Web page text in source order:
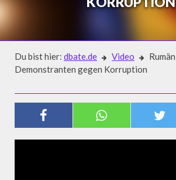
Du bist hier: dbate.de Video
Demonstranten gegen Korruption
RUMÄNIEN: 300.000
DEMONSTRANTEN
KORRUPTION